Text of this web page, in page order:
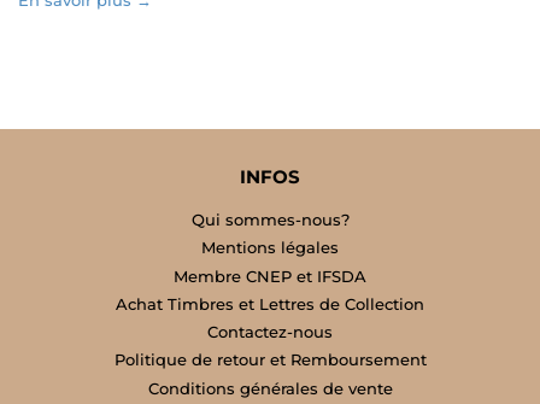
INFOS
Qui sommes-nous?
Mentions légales
Membre CNEP et IFSDA
Achat Timbres et Lettres de Collection
Contactez-nous
Politique de retour et Remboursement
Conditions générales de vente